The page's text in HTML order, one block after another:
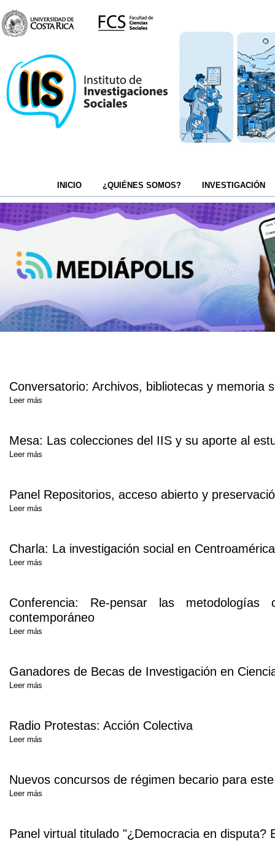
INICIO ¿QUIÉNES SOMOS? INVESTIGACIÓN
Conversatorio: Archivos, bibliotecas y memoria
Leer más
Mesa: Las colecciones del IIS y su aporte al
Leer más
Panel Repositorios, acceso abierto y
Leer más
Charla: La investigación social en Centroamérica
Leer más
Conferencia: Re-pensar las
contemporáneo
Leer más
Ganadores de Becas de Investigación en
Leer más
Radio Protestas: Acción Colectiva
Leer más
Nuevos concursos de régimen becario para
Leer más
Panel virtual titulado "¿Democracia en disputa?